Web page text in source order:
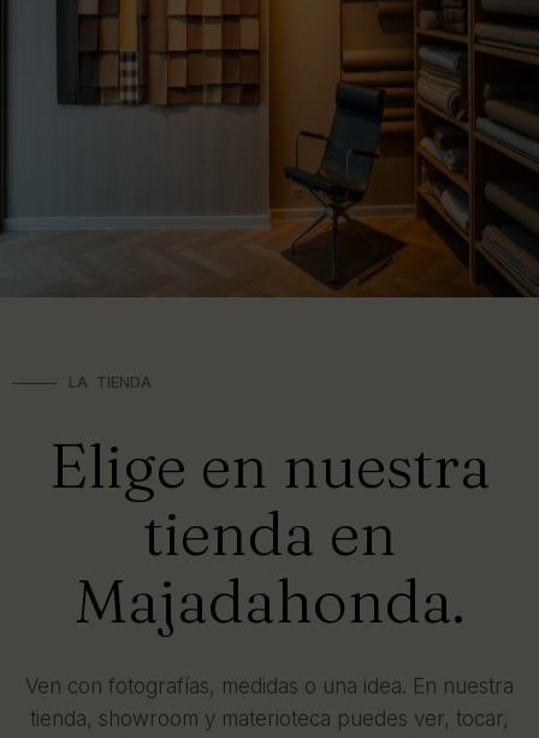
LA TIENDA
Elige en nuestra
tienda en
Majadahonda.
Ven con fotografías, medidas o una idea. En nuestra
tienda, showroom y materioteca puedes ver, tocar,